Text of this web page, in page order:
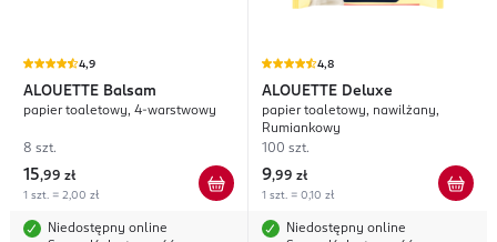
4,9
ALOUETTE Balsam
papier toaletowy, 4-warstwowy
8 szt.
15,99 zł
1 szt. = 2,00 zł
Niedostępny online
4,8
ALOUETTE Deluxe
papier toaletowy, nawilżany,
Rumiankowy
100 szt.
9,99 zł
1 szt. = 0,10 zł
Niedostępny online